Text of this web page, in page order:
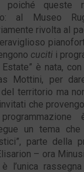
poiché queste
al Museo
rivolta al
cuciti i
Estate” è nata,
Mottini, per
territorio ma
che
un tema
parte della
– ora
l’unica